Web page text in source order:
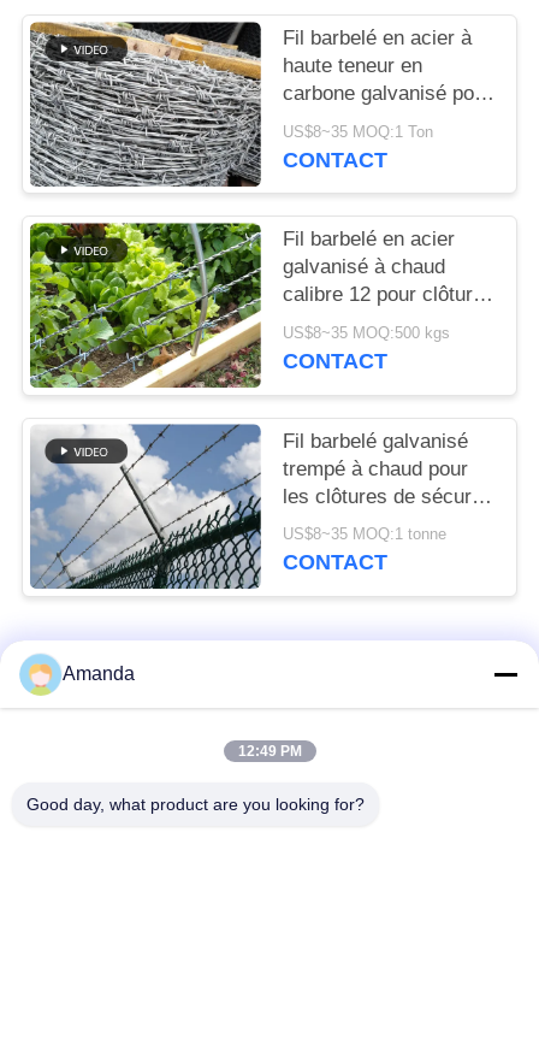
CITATION
PLAN
DU
SITE
PRIVACY
POLICY
Fil barbelé en acier à
haute teneur en
carbone galvanisé pour
la sécurité périmétrique
US$8~35 MOQ:1 Ton
CONTACT
Fil barbelé en acier
galvanisé à chaud
calibre 12 pour clôtures
de sécurité
US$8~35 MOQ:500 kgs
CONTACT
Fil barbelé galvanisé
trempé à chaud pour
les clôtures de sécurité
et de stockage
US$8~35 MOQ:1 tonne
CONTACT
Catégories populaires
Emballage structuré
Amanda
12:49 PM
Good day, what product are you looking for?